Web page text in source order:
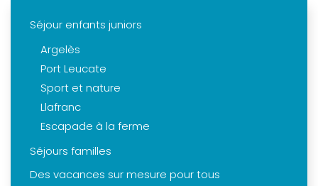
Séjour enfants juniors
Argelès
Port Leucate
Sport et nature
Llafranc
Escapade à la ferme
Séjours familles
Des vacances sur mesure pour tous